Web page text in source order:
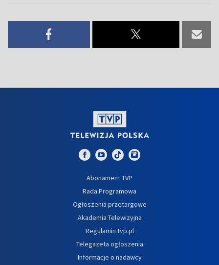
Abonament TVP
Rada Programowa
Ogłoszenia przetargowe
Akademia Telewizyjna
Regulamin tvp.pl
Telegazeta ogłoszenia
Informacje o nadawcy